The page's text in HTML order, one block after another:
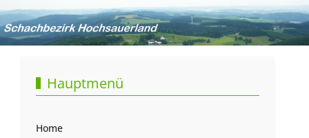
Hauptmenü
Home